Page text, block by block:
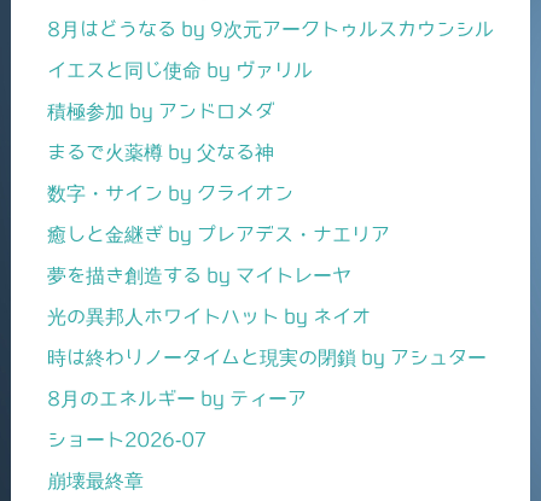
8月はどうなる by 9次元アークトゥルスカウンシル
イエスと同じ使命 by ヴァリル
積極参加 by アンドロメダ
まるで火薬樽 by 父なる神
数字・サイン by クライオン
癒しと金継ぎ by プレアデス・ナエリア
夢を描き創造する by マイトレーヤ
光の異邦人ホワイトハット by ネイオ
時は終わりノータイムと現実の閉鎖 by アシュター
8月のエネルギー by ティーア
ショート2026-07
崩壊最終章